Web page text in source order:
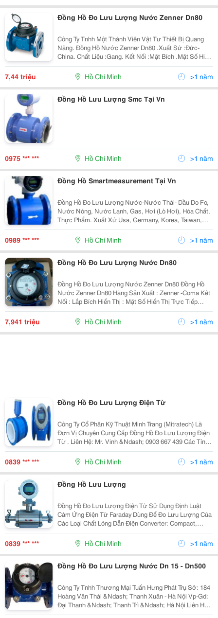
Đồng Hồ Đo Lưu Lượng Nước Zenner Dn80
Công Ty Tnhh Một Thành Viên Vật Tư Thiết Bị Quang
Năng. Đồng Hồ Nước Zenner Dn80 .Xuất Sứ :Đức-
China. Chất Liệu :Gang. Kết Nối :Mặt Bích .Mặt Số Hiển
Thị :999999. M3/Giờ. Hàng Mới 100%. Cty Chúng Tôi
Luôn Đặt Uy Tí Và Chất Lượng Lên Hàng Đầu, Giao
7,44 triệu Hồ Chí Minh >1 năm
Đồng Hồ Lưu Lượng Smc Tại Vn
0975 *** *** Hồ Chí Minh >1 năm
Đồng Hồ Smartmeasurement Tại Vn
Đồng Hồ Đo Lưu Lượng Nước-Nước Thải- Dầu Do Fo,
Nước Nóng, Nước Lạnh, Gas, Hơi (Lò Hơi), Hóa Chất,
Thực Phẩm. Xuất Xứ Usa, Germany, Korea, Taiwan,
China&Hellip; Dạng Cơ , Dạng Sóng Và Dạng Điện Từ.
Hàng Có Sẵn. Chúng Tôi Bán Hàng Và Lắp Đặt Đồng Hồ
0989 *** *** Hồ Chí Minh >1 năm
Đồng Hồ Đo Lưu Lượng Nước Dn80
Đồng Hồ Đo Lưu Lượng Nước Zenner Dn80 Đồng Hồ
Nước Zenner Dn80 Hãng Sản Xuất : Zenner -Coma Kêt
Nối : Lắp Bích Hiển Thị : Mặt Số Hiển Thị Trực Tiếp
999999 Model Sản Phẩm : Wph-N Lưu Lượng Trung
Bình Qn : 40M3H Đơn Vị Hiển Thị
7,941 triệu Hồ Chí Minh >1 năm
Đồng Hồ Đo Lưu Lượng Điện Từ
Công Ty Cổ Phân Kỹ Thuật Minh Trang (Mitratech) Là
Đơn Vị Chuyên Cung Cấp Đồng Hồ Đo Lưu Lượng Điện
Từ . Liên Hệ: Mr. Vinh &Ndash; 0903 667 439 Các Tính
Năng Chính : - Đo Lưu Lượng Chất Lỏng. Ứng Dụng
Trong: Nước Sạch, Nước Thải, Bùn Lỏng, Chất
0839 *** *** Hồ Chí Minh >1 năm
Đồng Hồ Lưu Lượng
Đồng Hồ Đo Lưu Lượng Điện Từ Sử Dụng Định Luật
Cảm Ứng Điện Từ Faraday Dùng Để Đo Lưu Lượng Của
Các Loại Chất Lỏng Dẫn Điện Converter: Compact,
Remote, Compact With Battery Power Accuracy: 0.5%
0839 *** *** Hồ Chí Minh >1 năm
Đồng Hồ Đo Lưu Lượng Nước Dn 15 - Dn500
Công Ty Tnhh Thương Mại Tuấn Hưng Phát Trụ Sở: 184
Hoàng Văn Thái &Ndash; Thanh Xuân - Hà Nội Vp-Gd:
Đại Thanh &Ndash; Thanh Trì &Ndash; Hà Nội Liên Hệ:
Mr Tuấn - Phòng Kinh Doanh